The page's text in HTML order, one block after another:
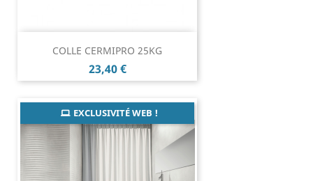
COLLE CERMIPRO 25KG
Prix
23,40 €
EXCLUSIVITÉ WEB !